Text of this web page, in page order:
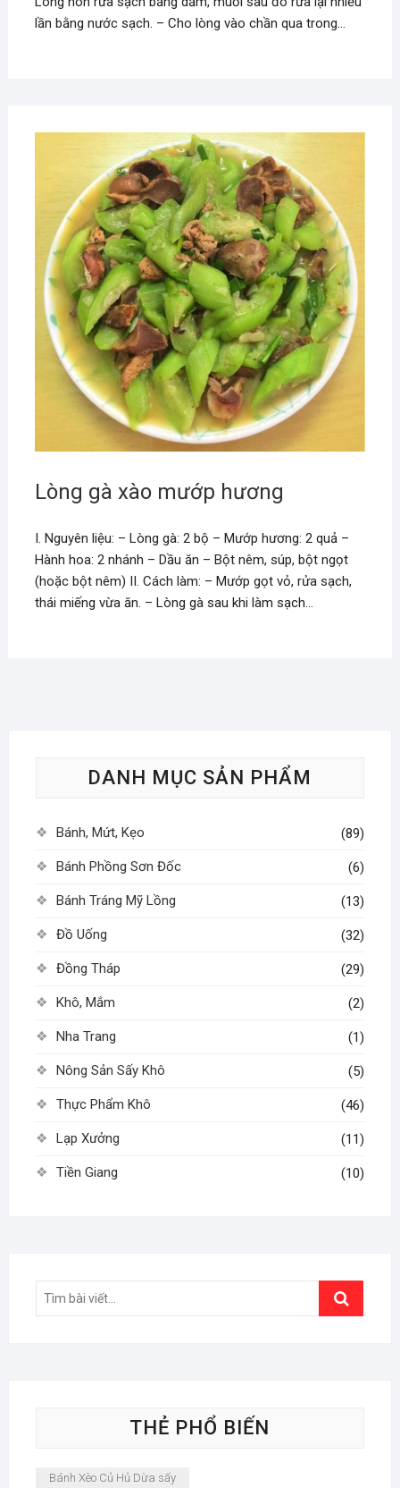
lần bằng nước sạch. – Cho lòng vào chần qua trong…
Lòng gà xào mướp hương
I. Nguyên liệu: – Lòng gà: 2 bộ – Mướp hương: 2 quả –
Hành hoa: 2 nhánh – Dầu ăn – Bột nêm, súp, bột ngọt
(hoặc bột nêm) II. Cách làm: – Mướp gọt vỏ, rửa sạch,
thái miếng vừa ăn. – Lòng gà sau khi làm sạch…
DANH MỤC SẢN PHẨM
Bánh, Mứt, Kẹo (89)
Bánh Phồng Sơn Đốc (6)
Bánh Tráng Mỹ Lồng (13)
Đồ Uống (32)
Đồng Tháp (29)
Khô, Mắm (2)
Nha Trang (1)
Nông Sản Sấy Khô (5)
Thực Phẩm Khô (46)
Lạp Xưởng (11)
Tiền Giang (10)
Search
THẺ PHỔ BIẾN
Bánh Xèo Củ Hủ Dừa sấy